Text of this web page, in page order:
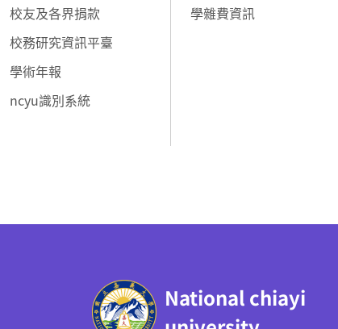
校友及各界捐款
校務研究資訊平臺
學術年報
ncyu識別系統
學雜費資訊
National chiayi